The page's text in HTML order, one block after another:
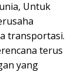
Untuk
transportasi.
terus
yang